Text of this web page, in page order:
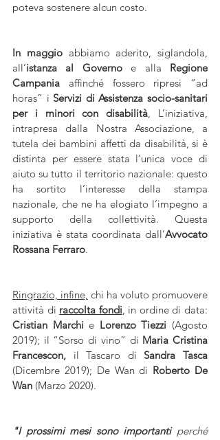
poteva sostenere alcun costo.
In maggio abbiamo aderito, siglandola,
all’istanza al Governo e alla Regione
Campania affinché fossero ripresi “ad
horas” i Servizi di Assistenza socio-sanitari
per i minori con disabilità, L’iniziativa,
intrapresa dalla Nostra Associazione, a
tutela dei bambini affetti da disabilità, si è
distinta per essere stata l’unica voce di
aiuto su tutto il territorio nazionale: questo
ha sortito l’interesse della stampa
nazionale, che ne ha elogiato l’impegno a
supporto della collettività. Questa
iniziativa è stata coordinata dall’Avvocato
Rossana Ferraro.
Ringrazio, infine, chi ha voluto promuovere
attività di raccolta fondi
Cristian Marchi e Lorenzo Tiezzi (Agosto
2019); il “Sorso di vino” di Maria Cristina
Francescon, il Tascaro di Sandra Tasca
(Dicembre 2019); De Wan di Roberto De
Wan (Marzo 2020).
"I prossimi mesi sono importanti perché